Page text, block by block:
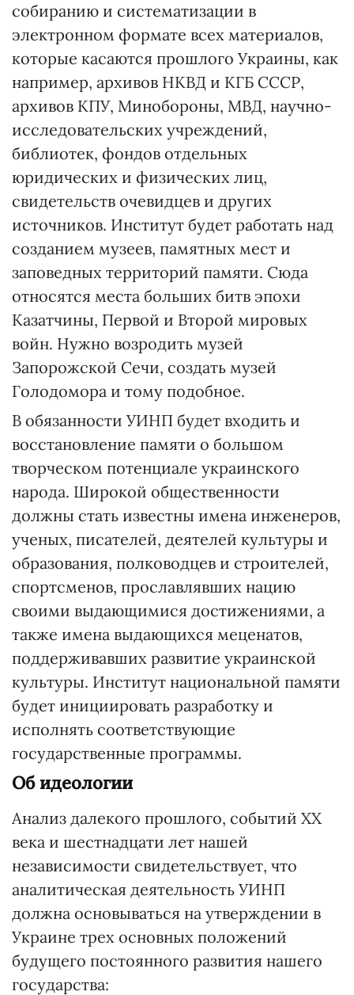
собиранию и систематизации в
электронном формате всех материалов,
которые касаются прошлого Украины, как
например, архивов НКВД и КГБ СССР,
архивов КПУ, Минобороны, МВД, научно-
исследовательских учреждений,
библиотек, фондов отдельных
юридических и физических лиц,
свидетельств очевидцев и других
источников. Институт будет работать над
созданием музеев, памятных мест и
заповедных территорий памяти. Сюда
относятся места больших битв эпохи
Казатчины, Первой и Второй мировых
войн. Нужно возродить музей
Запорожской Сечи, создать музей
Голодомора и тому подобное.
В обязанности УИНП будет входить и
восстановление памяти о большом
творческом потенциале украинского
народа. Широкой общественности
должны стать известны имена инженеров,
ученых, писателей, деятелей культуры и
образования, полководцев и строителей,
спортсменов, прославлявших нацию
своими выдающимися достижениями, а
также имена выдающихся меценатов,
поддерживавших развитие украинской
культуры. Институт национальной памяти
будет инициировать разработку и
исполнять соответствующие
государственные программы.
Об идеологии
Анализ далекого прошлого, событий ХХ
века и шестнадцати лет нашей
независимости свидетельствует, что
аналитическая деятельность УИНП
должна основываться на утверждении в
Украине трех основных положений
будущего постоянного развития нашего
государства: